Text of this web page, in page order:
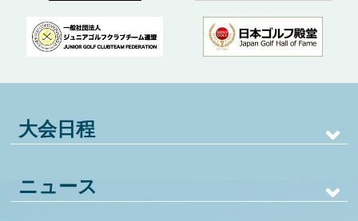
大会日程
ニュース